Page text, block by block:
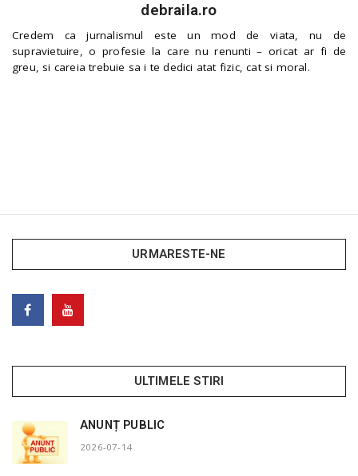
debraila.ro
Credem ca jurnalismul este un mod de viata, nu de
supravietuire, o profesie la care nu renunti – oricat ar fi de
greu, si careia trebuie sa i te dedici atat fizic, cat si moral.
URMARESTE-NE
ULTIMELE STIRI
ANUNȚ PUBLIC
2026-07-14